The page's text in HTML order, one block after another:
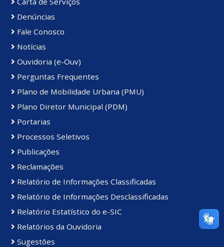
Denúncias
Fale Conosco
Notícias
Ouvidoria (e-Ouv)
Perguntas Frequentes
Plano de Mobilidade Urbana (PMU)
Plano Diretor Municipal (PDM)
Portarias
Processos Seletivos
Publicações
Reclamações
Relatório de Informações Classificadas
Relatório de Informações Desclassificadas
Relatório Estatístico do e-SIC
Relatórios da Ouvidoria
Sugestões